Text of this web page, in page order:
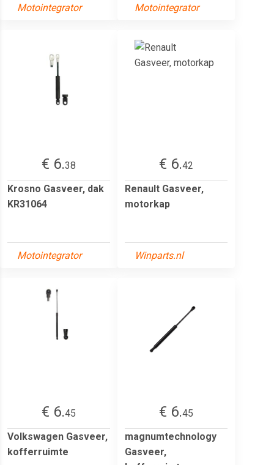
Motointegrator
Motointegrator
€ 6.38
Krosno Gasveer, dak
KR31064
Motointegrator
€ 6.42
Renault Gasveer,
motorkap
Winparts.nl
€ 6.45
Volkswagen Gasveer,
kofferruimte
€ 6.45
magnumtechnology
Gasveer,